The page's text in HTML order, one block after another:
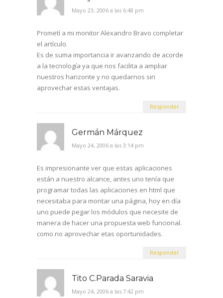
Mayo 23, 2006 a las 6:48 pm
Prometí a mi monitor Alexandro Bravo completar
el artículo.
Es de suma importancia ir avanzando de acorde
a la tecnología ya que nos facilita a ampliar
nuestros harizonte y no quedarnos sin
aprovechar estas ventajas.
Responder
Germán Márquez
Mayo 24, 2006 a las 3:14 pm
Es impresionante ver que estas aplicaciones
están a nuestro alcance, antes uno tenía que
programar todas las aplicaciones en html que
necesitaba para montar una página, hoy en día
uno puede pegar los módulos que necesite de
manera de hacer una propuesta web funcional.
como no aprovechar etas oportunidades.
Responder
Tito C.Parada Saravia
Mayo 24, 2006 a las 7:42 pm